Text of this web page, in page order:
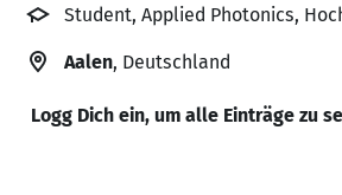
Student, Applied Photonics,
Aalen, Deutschland
Logg Dich ein, um alle Einträge zu